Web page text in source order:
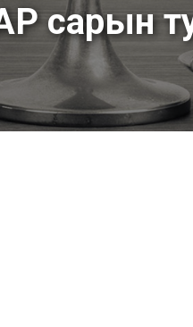
сарын